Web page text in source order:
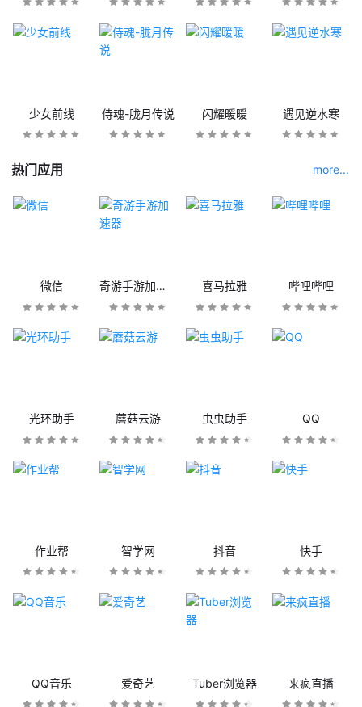
少女前线 侍魂-胧月传说 闪耀暖暖 遇见逆水寒
热门应用 more...
微信 奇游手游加速器 喜马拉雅 哔哩哔哩
光环助手 蘑菇云游 虫虫助手 QQ
作业帮 智学网 抖音 快手
QQ音乐 爱奇艺 Tuber浏览器 来疯直播